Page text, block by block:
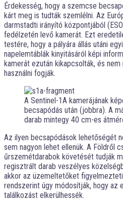
Érdekesség, hogy a szemcse
kárt meg is tudták szemlélni. Az
darmstadti irányító központjából
fedélzetén levő kamerát. Ezt
testére, hogy a pályára állás utáni
napelemtáblák kinyitásáról képi
kamerát ezután kikapcsolták, és
használni fogják.
A Sentinel-1A kamerájának
becsapódás után (jobbra). A
darab mintegy 40 cm-es
Az ilyen becsapódások lehetőségét
sem nagyon lehet ellenük. A Földről
űrszemétdarabok követését tudják
regisztrált darab veszélyes
akkor az üzemeltetőket
rendszerint úgy módosítják, hogy az
találkozást elkerülhessék.